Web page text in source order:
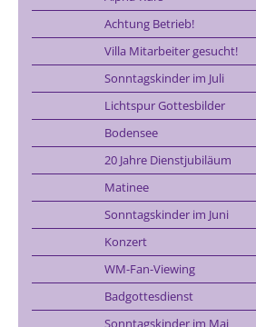
Achtung Betrieb!
Villa Mitarbeiter gesucht!
Sonntagskinder im Juli
Lichtspur Gottesbilder
Bodensee
20 Jahre Dienstjubiläum
Matinee
Sonntagskinder im Juni
Konzert
WM-Fan-Viewing
Badgottesdienst
Sonntagskinder im Mai